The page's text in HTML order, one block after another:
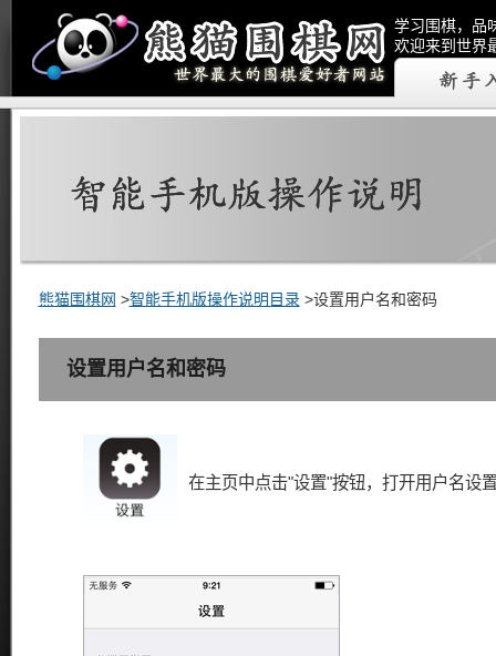
学习围棋，品
欢迎来到世界
熊猫围棋网 >智能手机版操作说明目录>设置用户名和密码
设置用户名和密码
在主页中点击"设置"按钮，打开用户名设